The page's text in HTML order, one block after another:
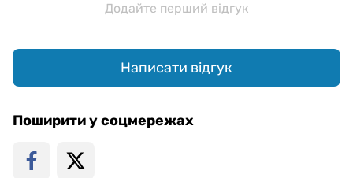
Додайте перший відгук
Написати відгук
Поширити у соцмережах